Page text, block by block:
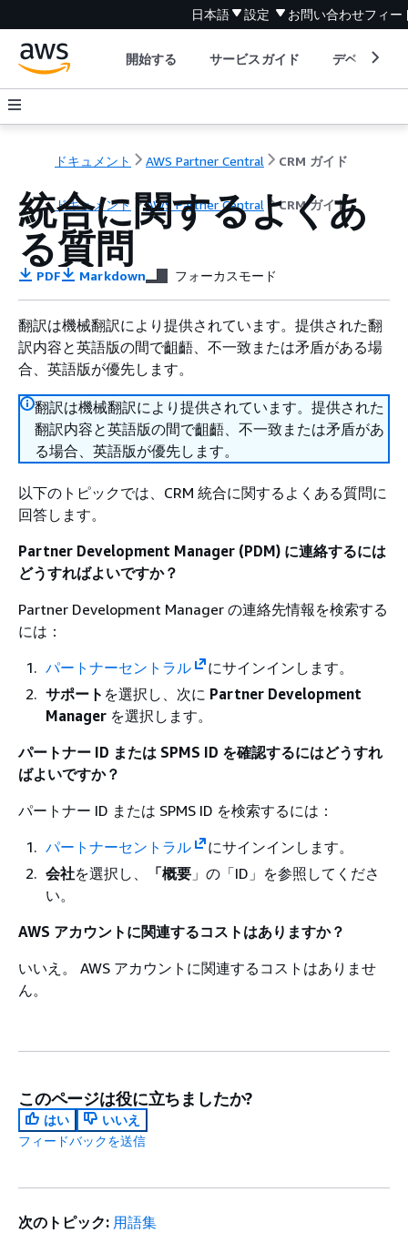
日本語 設定 お問い合わせフィー
開始する サービスガイド デベロッパ
ドキュメント AWS Partner Central CRM ガイド
ドキュメント AWS Partner Central CRM ガイド
統合に関するよくあ
る質問
PDF Markdown フォーカスモード
翻訳は機械翻訳により提供されています。提供された翻
訳内容と英語版の間で齟齬、不一致または矛盾がある場
合、英語版が優先します。
翻訳は機械翻訳により提供されています。提供された
翻訳内容と英語版の間で齟齬、不一致または矛盾があ
る場合、英語版が優先します。
以下のトピックでは、CRM 統合に関するよくある質問に
回答します。
Partner Development Manager (PDM) に連絡するには
どうすればよいですか？
Partner Development Manager の連絡先情報を検索する
には：
パートナーセントラル
にサインインします。
サポート を選択し、次に Partner Development
Manager を選択します。
パートナー ID または SPMS ID を確認するにはどうすれ
ばよいですか？
パートナー ID または SPMS ID を検索するには：
パートナーセントラル
にサインインします。
会社を選択し、 「概要 」の「ID」を参照してくださ
い。
AWS アカウントに関連するコストはありますか？
いいえ。 AWS アカウントに関連するコストはありませ
ん。
このページは役に立ちましたか?
はい
いいえ
フィードバックを送信
次のトピック: 用語集